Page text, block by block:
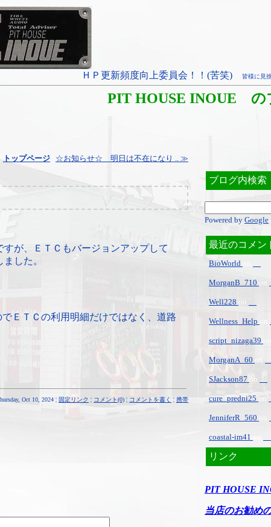
ＨＰ更新頻度向上委員会！！(苦笑) 皆様に見
PIT HOUSE INOUE の
トップページ ☆お知らせ☆ 明日は不在になり .. ≫
が、ＥＴＣもバージョンアップして
した。
ＥＴＣの利用明細だけではなく、道路
Oct 10, 2024 ¦ 固定リンク ¦ コメント(0) ¦ コメントを書く ¦ 携帯
ブログ内検索
Powered by Google
最近のコメン
BioWorld
MorganB_710 on
Well228 on
Wellness_Help
script_nizaga39
MorganA_60 on
SJackson87 on
cure_predni25 on
JenniferR_560
coastal-im41
リンク
PIT HOUSE
当店のお勧め